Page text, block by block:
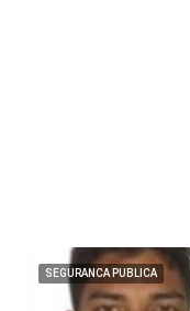
SEGURANCA PUBLICA